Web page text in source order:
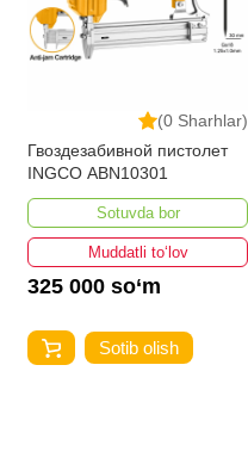
(0 Sharhlar)
Гвоздезабивной пистолет
INGCO ABN10301
Sotuvda bor
Muddatli to‘lov
325 000 so‘m
Sotib olish